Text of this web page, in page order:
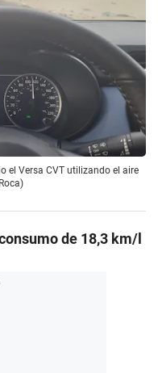
el Versa CVT utilizando el aire
de 18,3 km/l